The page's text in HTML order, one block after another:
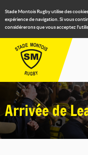
Stade Montois Rugby utilise des
expérience de navigation. Si vous
considérerons que vous acceptez
Arrivée de